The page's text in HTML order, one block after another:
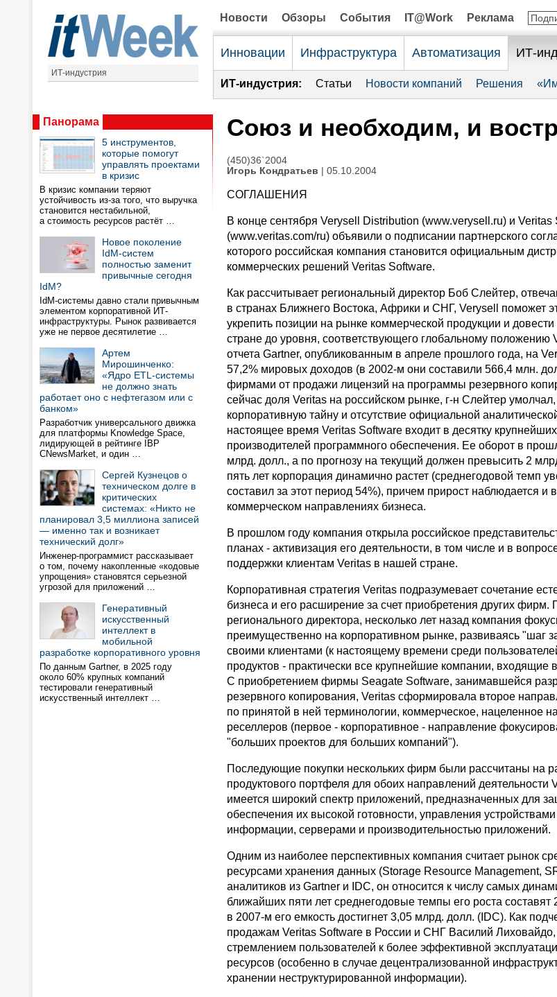
ИТ-индустрия
Новости Обзоры События IT@Work Реклама
Инновации Инфраструктура Автоматизация ИТ-
ИТ-индустрия: Статьи Новости компаний Решения
Панорама
5 инструментов,
которые помогут
управлять проектами
в кризис
В кризис компании теряют
устойчивость из-за того, что выручка
становится нестабильной,
а стоимость ресурсов растёт …
Новое поколение
IdM-систем
полностью заменит
привычные сегодня
IdM?
IdM-системы давно стали привычным
элементом корпоративной ИТ-
инфраструктуры. Рынок развивается
уже не первое десятилетие …
Артем
Мирошинченко:
«Ядро ETL-системы
не должно знать
работает оно с нефтегазом или с
банком»
Разработчик универсального движка
для платформы Knowledge Space,
лидирующей в рейтинге IBP
CNewsMarket, и один …
Сергей Кузнецов о
техническом долге в
критических
системах: «Никто не
планировал 3,5 миллиона записей
— именно так и возникает
технический долг»
Инженер-программист рассказывает
о том, почему накопленные «кодовые
упрощения» становятся серьезной
угрозой для приложений …
Генеративный
искусственный
интеллект в
мобильной
разработке корпоративного уровня
По данным Gartner, в 2025 году
около 60% крупных компаний
тестировали генеративный
искусственный интеллект …
Союз и необходим, и
(450)36`2004
Игорь Кондратьев | 05.10.2004
СОГЛАШЕНИЯ
В конце сентября Verysell Distribution (www.verysell.ru) и Veritas
(www.veritas.com/ru) объявили о подписании партнерского
которого российская компания становится официальным
коммерческих решений Veritas Software.
Как рассчитывает региональный директор Боб Слейтер,
в странах Ближнего Востока, Африки и СНГ, Verysell поможет
укрепить позиции на рынке коммерческой продукции и
стране до уровня, соответствующего глобальному
отчета Gartner, опубликованным в апреле прошлого года, на
57,2% мировых доходов (в 2002-м они составили 566,4 млн.
фирмами от продажи лицензий на программы резервного
сейчас доля Veritas на российском рынке, г-н Слейтер
корпоративную тайну и отсутствие официальной
настоящее время Veritas Software входит в десятку
производителей программного обеспечения. Ее оборот в
млрд. долл., а по прогнозу на текущий должен превысить 2
пять лет корпорация динамично растет (среднегодовой темп
составил за этот период 54%), причем прирост наблюдается и
коммерческом направлениях бизнеса.
В прошлом году компания открыла российское
планах - активизация его деятельности, в том числе и в
поддержки клиентам Veritas в нашей стране.
Корпоративная стратегия Veritas подразумевает сочетание
бизнеса и его расширение за счет приобретения других фирм.
регионального директора, несколько лет назад компания
преимущественно на корпоративном рынке, развиваясь "шаг
своими клиентами (к настоящему времени среди
продуктов - практически все крупнейшие компании, входящие
С приобретением фирмы Seagate Software, занимавшейся
резервного копирования, Veritas сформировала второе
по принятой в ней терминологии, коммерческое, нацеленное
реселлеров (первое - корпоративное - направление
"больших проектов для больших компаний").
Последующие покупки нескольких фирм были рассчитаны на
продуктового портфеля для обоих направлений деятельности
имеется широкий спектр приложений, предназначенных для
обеспечения их высокой готовности, управления
информации, серверами и производительностью приложений.
Одним из наиболее перспективных компания считает рынок
ресурсами хранения данных (Storage Resource Management,
аналитиков из Gartner и IDC, он относится к числу самых
ближайших пяти лет среднегодовые темпы его роста составят
в 2007-м его емкость достигнет 3,05 млрд. долл. (IDC). Как
продажам Veritas Software в России и СНГ Василий Лиховайдо,
стремлением пользователей к более эффективной
ресурсов (особенно в случае децентрализованной
хранении неструктурированной информации).